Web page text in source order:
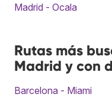
Madrid - Ocala
Rutas más
Madrid y con
Barcelona - Miami